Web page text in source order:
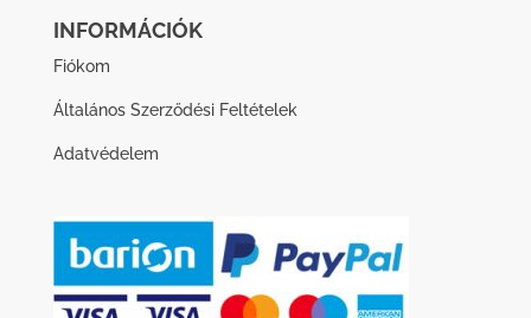
INFORMÁCIÓK
Fiókom
Általános Szerződési Feltételek
Adatvédelem